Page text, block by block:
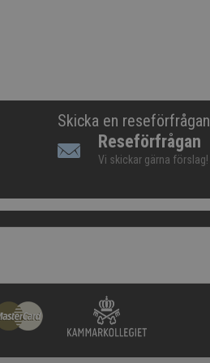
Skicka en reseförfrågan
Reseförfrågan
Vi skickar gärna förslag!